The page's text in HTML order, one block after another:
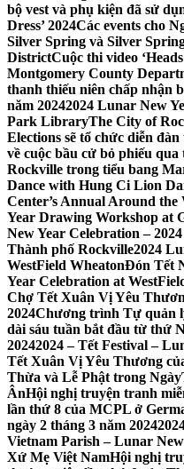
bộ vest và phụ kiện đã sử
Dress’ 2024Các events cho
Silver Spring và Silver
DistrictCuộc thi video
Montgomery County
thanh thiếu niên chấp nhận
năm 20242024 Lunar New
Park LibraryThe City of
Elections sẽ tổ chức diễn
về cuộc bầu cử bỏ phiếu
Rockville trong tiểu bang
Dance with Hung Ci Lion
Center’s Annual Around the
Year Drawing Workshop at
New Year Celebration –
Thành phố Rockville2024
WestField WheatonĐón Tết
Year Celebration at
Chợ Tết Xuân Vị Yêu
2024Chương trình Tự quản
dài sáu tuần bắt đầu từ thứ
20242024 – Tết Festival –
Tết Xuân Vị Yêu Thương
Thừa và Lễ Phật trong
ÂnHội nghị truyện tranh
lần thứ 8 của MCPL ở
ngày 2 tháng 3 năm 2024
Vietnam Parish – Lunar
Xứ Mẹ Việt NamHội nghị